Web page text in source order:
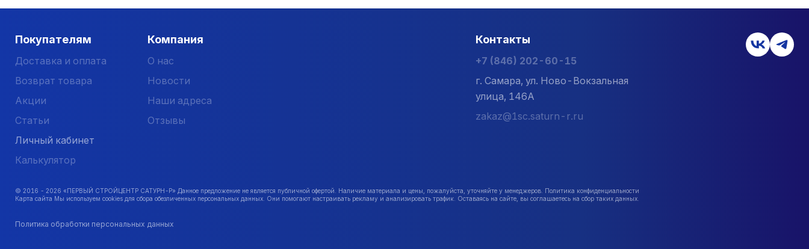
Покупателям
Доставка и оплата
Возврат товара
Акции
Статьи
Личный кабинет
Калькулятор
Компания
О нас
Новости
Наши адреса
Отзывы
Контакты
+7 (846) 202-60-15
г. Самара, ул. Ново-Вокзальная
улица, 146А
zakaz@1sc.saturn-r.ru
© 2016 - 2026 «ПЕРВЫЙ СТРОЙЦЕНТР САТУРН-Р» Данное предложение не является публичной офертой. Наличие материала и цены, пожалуйста, уточняйте у менеджеров. Политика конфиденциальности
Карта сайта Мы используем cookies для сбора обезличенных персональных данных. Они помогают настраивать рекламу и анализировать трафик. Оставаясь на сайте, вы соглашаетесь на сбор таких данных.
Политика обработки персональных данных